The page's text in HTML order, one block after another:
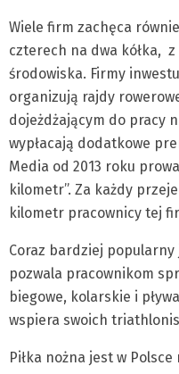
Wiele firm zachęca
czterech na dwa kółka,
środowiska. Firmy
organizują rajdy
dojeżdżającym do pracy
wypłacają dodatkowe
Media od 2013 roku
kilometr”. Za każdy
kilometr pracownicy tej
Coraz bardziej
pozwala pracownikom
biegowe, kolarskie i
wspiera swoich
Piłka nożna jest w